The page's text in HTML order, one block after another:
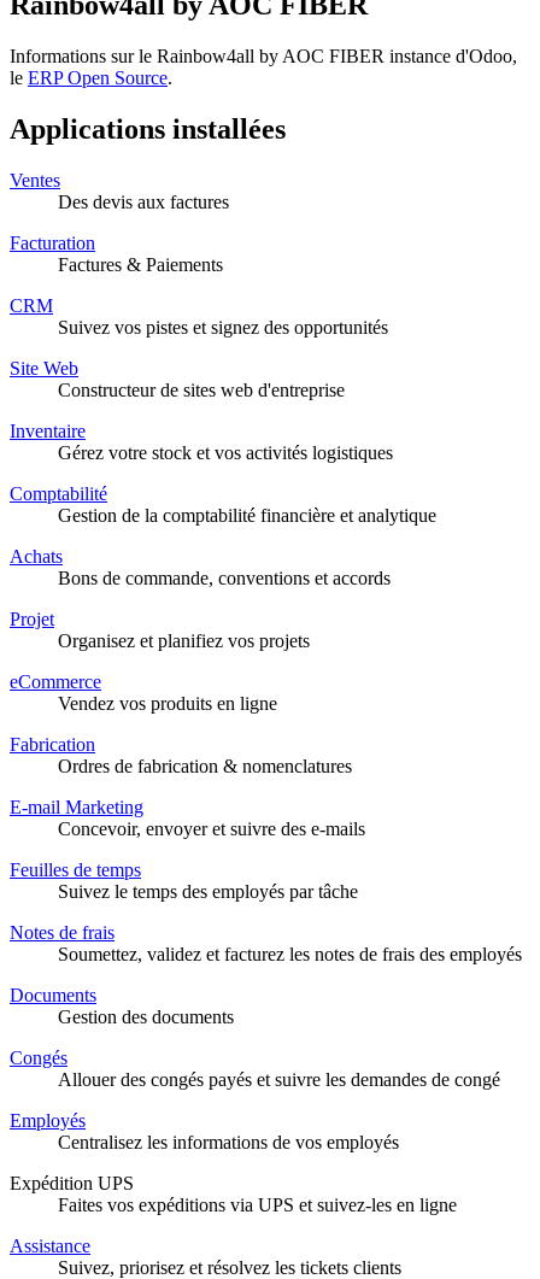
Informations sur le Rainbow4all by AOC FIBER instance d'Odoo,
le ERP Open Source.
Applications installées
Ventes
Des devis aux factures
Facturation
Factures & Paiements
CRM
Suivez vos pistes et signez des opportunités
Site Web
Constructeur de sites web d'entreprise
Inventaire
Gérez votre stock et vos activités logistiques
Comptabilité
Gestion de la comptabilité financière et analytique
Achats
Bons de commande, conventions et accords
Projet
Organisez et planifiez vos projets
eCommerce
Vendez vos produits en ligne
Fabrication
Ordres de fabrication & nomenclatures
E-mail Marketing
Concevoir, envoyer et suivre des e-mails
Feuilles de temps
Suivez le temps des employés par tâche
Notes de frais
Soumettez, validez et facturez les notes de frais des employés
Documents
Gestion des documents
Congés
Allouer des congés payés et suivre les demandes de congé
Employés
Centralisez les informations de vos employés
Expédition UPS
Faites vos expéditions via UPS et suivez-les en ligne
Assistance
Suivez, priorisez et résolvez les tickets clients